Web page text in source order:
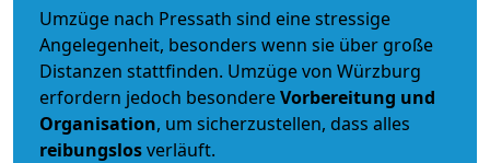
Umzüge nach Pressath sind eine stressige
Angelegenheit, besonders wenn sie über große
Distanzen stattfinden. Umzüge von Würzburg
erfordern jedoch besondereVorbereitung und
Organisation, um sicherzustellen, dass alles
reibungslosverläuft.